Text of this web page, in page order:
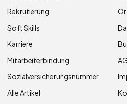
Rekrutierung
Soft Skills
Karriere
Mitarbeiterbindung
Sozialversicherungsnummer
Alle Artikel